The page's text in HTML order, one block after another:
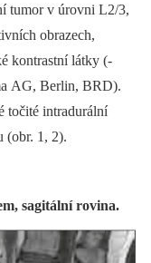
tumor v úrovni L2/3,
obrazech,
kontrastní látky (­
AG, Berlin, BRD).
točité intradurální
(obr. 1, 2).
sagitální rovina.